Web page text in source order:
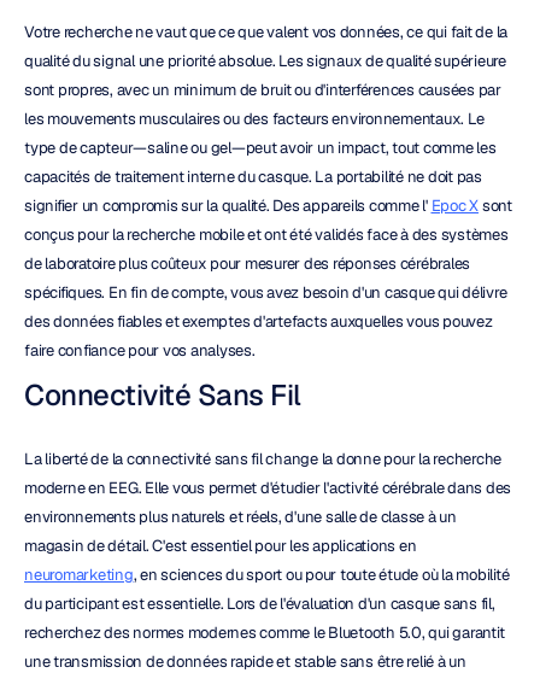
Votre recherche ne vaut que ce que valent vos données, ce qui fait de la
qualité du signal une priorité absolue. Les signaux de qualité supérieure
sont propres, avec un minimum de bruit ou d'interférences causées par
les mouvements musculaires ou des facteurs environnementaux. Le
type de capteur—saline ou gel—peut avoir un impact, tout comme les
capacités de traitement interne du casque. La portabilité ne doit pas
signifier un compromis sur la qualité. Des appareils comme l' Epoc X sont
conçus pour la recherche mobile et ont été validés face à des systèmes
de laboratoire plus coûteux pour mesurer des réponses cérébrales
spécifiques. En fin de compte, vous avez besoin d'un casque qui délivre
des données fiables et exemptes d'artefacts auxquelles vous pouvez
faire confiance pour vos analyses.
Connectivité Sans Fil
La liberté de la connectivité sans fil change la donne pour la recherche
moderne en EEG. Elle vous permet d'étudier l'activité cérébrale dans des
environnements plus naturels et réels, d'une salle de classe à un
neuromarketing, en sciences du sport ou pour toute étude où la mobilité
du participant est essentielle. Lors de l'évaluation d'un casque sans fil,
recherchez des normes modernes comme le Bluetooth 5.0, qui garantit
une transmission de données rapide et stable sans être relié à un